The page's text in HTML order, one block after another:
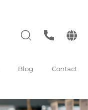
Blog Contact